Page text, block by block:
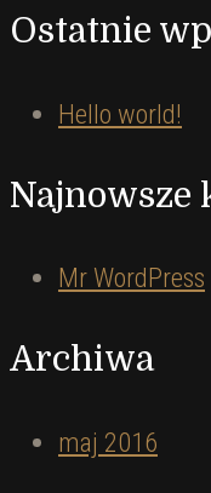
Ostatnie
Hello world!
Najnowsze
Mr WordPress
Archiwa
maj 2016